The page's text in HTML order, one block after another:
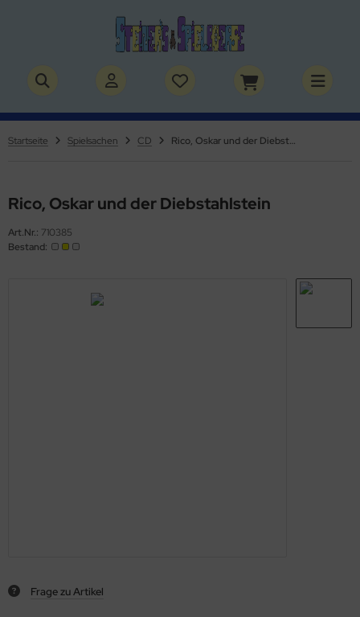
Startseite Spielsachen CD Rico, Oskar und der Diebstahlstein
Rico, Oskar und der Diebstahlstein
Art.Nr.: 710385
Bestand:
Frage zu Artikel